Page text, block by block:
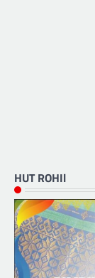
HUT ROHIl